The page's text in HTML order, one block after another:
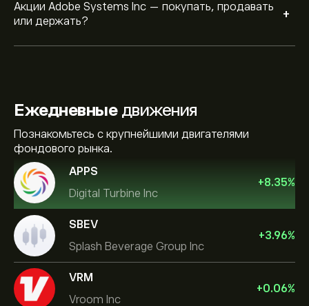
Акции Adobe Systems Inc — покупать, продавать
или держать?
+
Ежедневныедвижения
Познакомьтесь с крупнейшими двигателями
фондового рынка.
APPS
Digital Turbine Inc
+8.35%
SBEV
Splash Beverage Group Inc
+3.96%
VRM
Vroom Inc
+0.06%